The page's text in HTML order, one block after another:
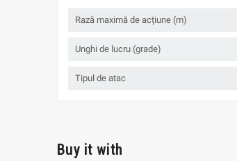
Rază maximă de acțiune (m)
Unghi de lucru (grade)
Tipul de atac
Buy it with